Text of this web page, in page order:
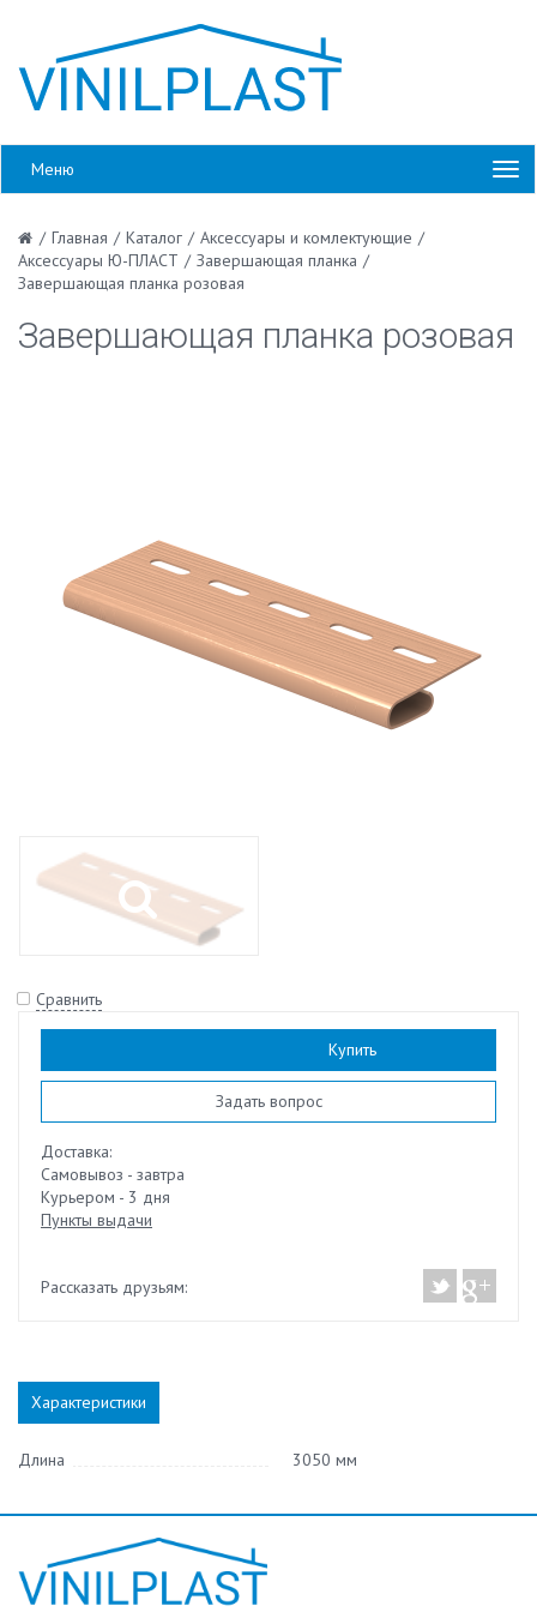
Меню
/ Главная / Каталог / Аксессуары и комлектующие /
Аксессуары Ю-ПЛАСТ / Завершающая планка /
Завершающая планка розовая
Завершающая планка розовая
Сравнить
Купить
Задать вопрос
Доставка:
Самовывоз - завтра
Курьером - 3 дня
Пункты выдачи
Рассказать друзьям:
Характеристики
Длина 3050 мм